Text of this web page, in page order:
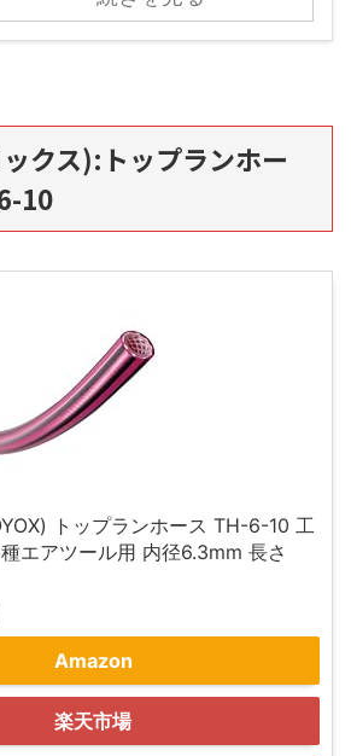
クス):トップランホー
10
トップランホース TH-6-10 工
エアツール用 内径6.3mm 長さ
Amazon
楽天市場